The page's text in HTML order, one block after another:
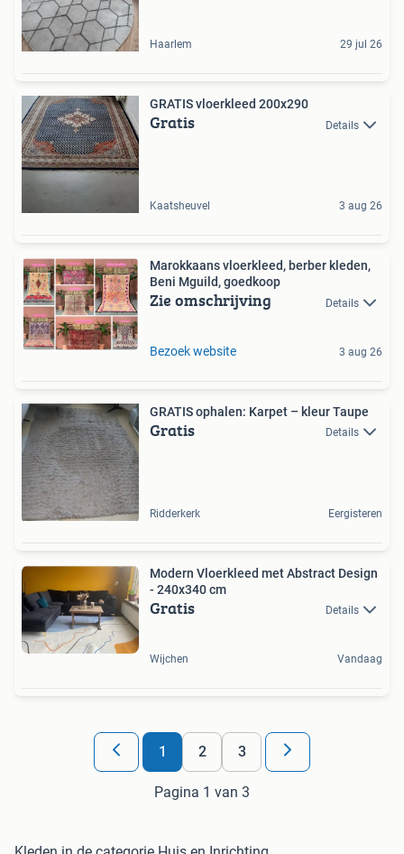
Haarlem 29 jul 26
GRATIS vloerkleed 200x290
Gratis Details
Kaatsheuvel 3 aug 26
Marokkaans vloerkleed, berber kleden,
Beni Mguild, goedkoop
Zie omschrijving Details
Bezoek website 3 aug 26
GRATIS ophalen: Karpet – kleur Taupe
Gratis Details
Ridderkerk Eergisteren
Modern Vloerkleed met Abstract Design
- 240x340 cm
Gratis Details
Wijchen Vandaag
1 2 3
Pagina 1 van 3